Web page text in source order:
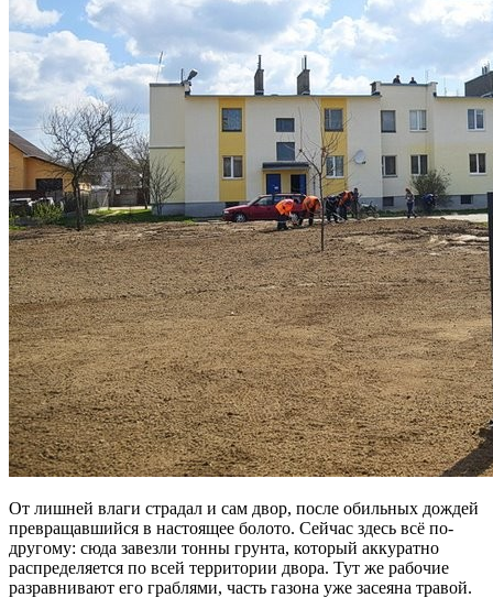
От лишней влаги страдал и сам двор, после обильных дождей
превращавшийся в настоящее болото. Сейчас здесь всё по-
другому: сюда завезли тонны грунта, который аккуратно
распределяется по всей территории двора. Тут же рабочие
разравнивают его граблями, часть газона уже засеяна травой.